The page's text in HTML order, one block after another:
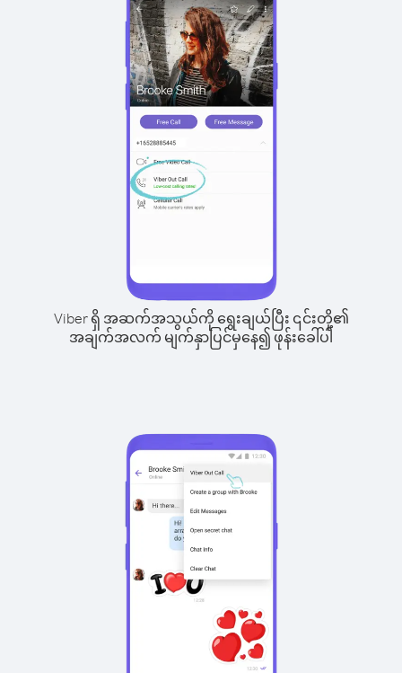
Viber ရှိ အဆက်အသွယ်ကို ရွေးချယ်ပြီး ၎င်းတို့၏
အချက်အလက် မျက်နှာပြင်မှနေ၍ ဖုန်းခေါ်ပါ